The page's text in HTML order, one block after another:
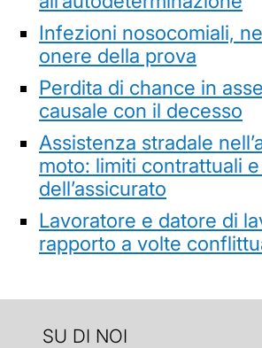
Infezioni nosocomiali,
onere della prova
Perdita di chance in
causale con il decesso
Assistenza stradale
moto: limiti contrattuali
dell’assicurato
Lavoratore e datore di
rapporto a volte
SU DI NOI